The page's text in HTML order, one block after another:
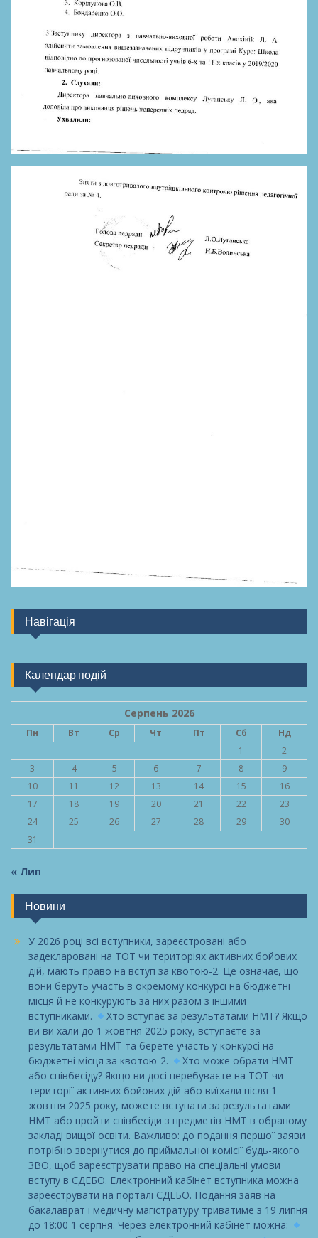
Навігація
Календар подій
Серпень 2026
Пн Вт Ср Чт Пт Сб
Нд
1
2
3
4 5 6 7 8
9
10
11 12 13 14 15
16
17
18 19 20 21 22
23
24
25 26 27 28 29
30
31
« Лип
Новини
У 2026 році всі вступники, зареєстровані або
задекларовані на ТОТ чи територіях активних бойових
дій, мають право на вступ за квотою-2. Це означає, що
вони беруть участь в окремому конкурсі на бюджетні
місця й не конкурують за них разом з іншими
вступниками.
Хто вступає за результатами НМТ? Якщо
ви виїхали до 1 жовтня 2025 року, вступаєте за
результатами НМТ та берете участь у конкурсі на
бюджетні місця за квотою-2.
Хто може обрати НМТ
або співбесіду? Якщо ви досі перебуваєте на ТОТ чи
території активних бойових дій або виїхали після 1
жовтня 2025 року, можете вступати за результатами
НМТ або пройти співбесіди з предметів НМТ в обраному
закладі вищої освіти. Важливо: до подання першої заяви
потрібно звернутися до приймальної комісії будь-якого
ЗВО, щоб зареєструвати право на спеціальні умови
вступу в ЄДЕБО. Електронний кабінет вступника можна
зареєструвати на порталі ЄДЕБО. Подання заяв на
бакалаврат і медичну магістратуру триватиме з 19 липня
до 18:00 1 серпня. Через електронний кабінет можна: